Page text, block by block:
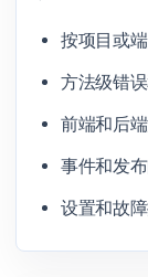
按项目或端
方法级错误
前端和后端
事件和发布
设置和故